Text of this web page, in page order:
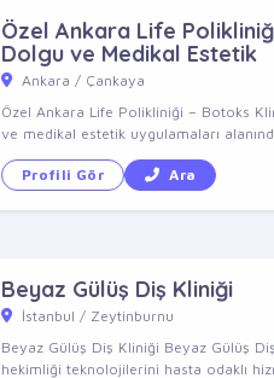
Özel Ankara Life
Dolgu ve Medikal Estetik
Ankara / Çankaya
Özel Ankara Life Polikliniği – Botoks
ve medikal estetik uygulamaları
Profili Gör Ara
Beyaz Gülüş Diş Kliniği
İstanbul / Zeytinburnu
Beyaz Gülüş Diş Kliniği Beyaz Gülüş
hekimliği teknolojilerini hasta odaklı